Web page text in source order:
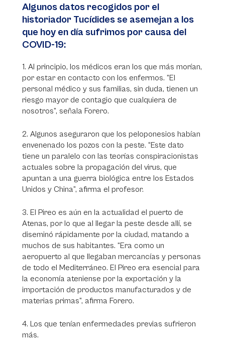
Algunos datos recogidos por el
historiador Tucídides se asemejan a los
que hoy en día sufrimos por causa del
COVID-19:
1. Al principio, los médicos eran los que más morían,
por estar en contacto con los enfermos. “El
personal médico y sus familias, sin duda, tienen un
riesgo mayor de contagio que cualquiera de
nosotros”, señala Forero.
2. Algunos aseguraron que los peloponesios habían
envenenado los pozos con la peste. “Este dato
tiene un paralelo con las teorías conspiracionistas
actuales sobre la propagación del virus, que
apuntan a una guerra biológica entre los Estados
Unidos y China”, afirma el profesor.
3. El Pireo es aún en la actualidad el puerto de
Atenas, por lo que al llegar la peste desde allí, se
diseminó rápidamente por la ciudad, matando a
muchos de sus habitantes. “Era como un
aeropuerto al que llegaban mercancías y personas
de todo el Mediterráneo. El Pireo era esencial para
la economía ateniense por la exportación y la
importación de productos manufacturados y de
materias primas”, afirma Forero.
4. Los que tenían enfermedades previas sufrieron
más.